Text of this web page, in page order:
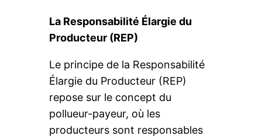
La Responsabilité Élargie du
Producteur (REP)
Le principe de la Responsabilité
Élargie du Producteur (REP)
repose sur le concept du
pollueur-payeur, où les
producteurs sont responsables